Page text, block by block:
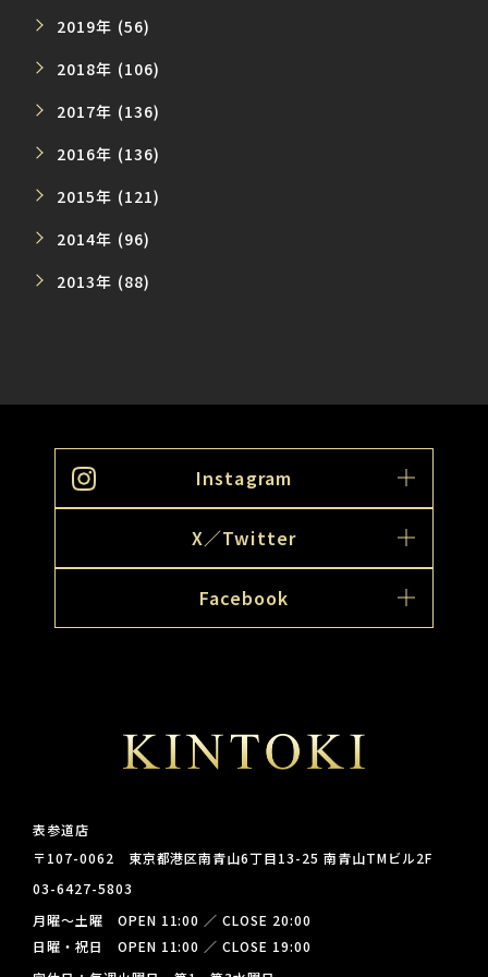
2019年 (56)
2018年 (106)
2017年 (136)
2016年 (136)
2015年 (121)
2014年 (96)
2013年 (88)
Instagram
X／Twitter
Facebook
表参道店
〒107-0062 東京都港区南青山6丁目13-25 南青山TMビル2F
03-6427-5803
月曜～土曜 OPEN 11:00 ／ CLOSE 20:00
日曜・祝日 OPEN 11:00 ／ CLOSE 19:00